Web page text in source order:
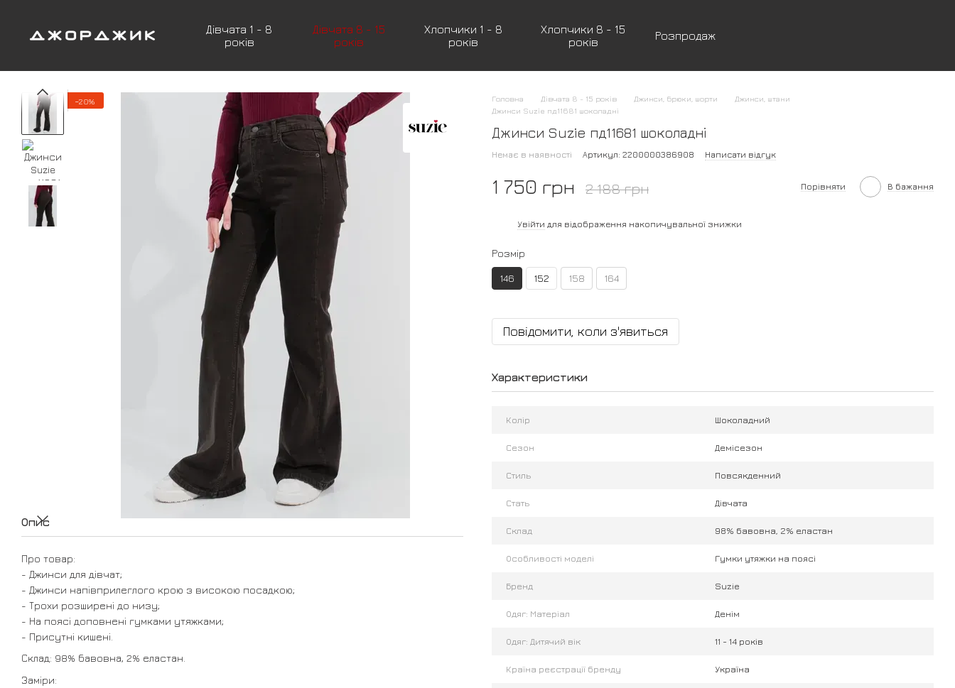
Дівчата 1 - 8
років
Дівчата 8 - 15
років
Хлопчики 1 - 8
років
Хлопчики 8 - 15
років
Розпродаж
−20%
Опис
Про товар:
- Джинси для дівчат;
- Джинси напівприлеглого крою з високою посадкою;
- Трохи розширені до низу;
- На поясі доповнені гумками утяжками;
- Присутні кишені.
Склад: 98% бавовна, 2% еластан.
Заміри:
Головна Дівчата 8 - 15 років Джинси, брюки, шорти
Джинси, штани
Джинси Suzie пд11681 шоколадні
Джинси Suzie пд11681 шоколадні
Немає в наявності Артикул: 2200000386908 Написати відгук
1 750 грн 2 188 грн Порівняти В бажання
Увійти для відображення накопичувальної знижки
Розмір
146 152 158 164
Повідомити, коли з'явиться
Характеристики
Колір Шоколадний
Сезон Демісезон
Стиль Повсякденний
Стать Дівчата
Склад 98% бавовна, 2% еластан
Особливості моделі Гумки утяжки на поясі
Бренд Suzie
Одяг: Матеріал Денім
Одяг: Дитячий вік 11 - 14 років
Країна реєстрації бренду Україна